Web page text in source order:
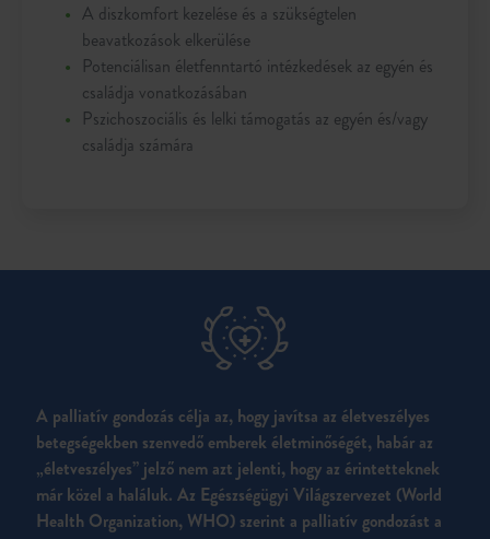
A diszkomfort kezelése és a szükségtelen
beavatkozások elkerülése
Potenciálisan életfenntartó intézkedések az egyén és
családja vonatkozásában
Pszichoszociális és lelki támogatás az egyén és/vagy
családja számára
A palliatív gondozás célja az, hogy javítsa az életveszélyes
betegségekben szenvedő emberek életminőségét, habár az
„életveszélyes” jelző nem azt jelenti, hogy az érintetteknek
már közel a haláluk. Az Egészségügyi Világszervezet (World
Health Organization, WHO) szerint a palliatív gondozást a